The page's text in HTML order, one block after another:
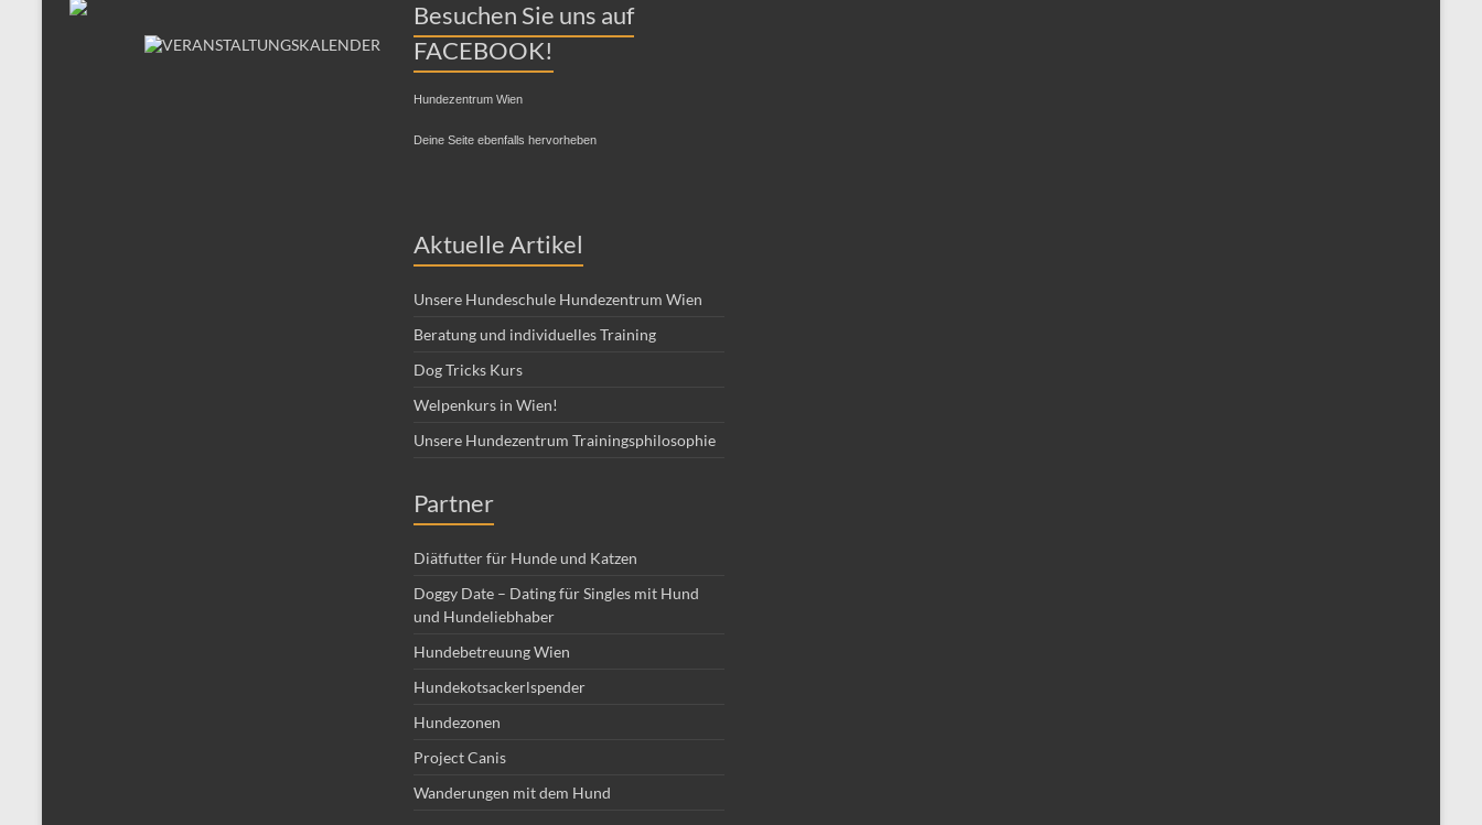
Besuchen Sie uns auf
FACEBOOK!
Hundezentrum Wien
Deine Seite ebenfalls hervorheben
Aktuelle Artikel
Unsere Hundeschule Hundezentrum Wien
Beratung und individuelles Training
Dog Tricks Kurs
Welpenkurs in Wien!
Unsere Hundezentrum Trainingsphilosophie
Partner
Diätfutter für Hunde und Katzen
Doggy Date – Dating für Singles mit Hund
und Hundeliebhaber
Hundebetreuung Wien
Hundekotsackerlspender
Hundezonen
Project Canis
Wanderungen mit dem Hund